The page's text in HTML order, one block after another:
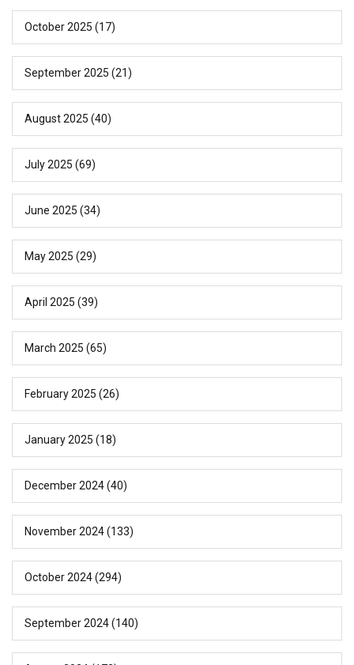
October 2025 (17)
September 2025 (21)
August 2025 (40)
July 2025 (69)
June 2025 (34)
May 2025 (29)
April 2025 (39)
March 2025 (65)
February 2025 (26)
January 2025 (18)
December 2024(40)
November 2024(133)
October 2024(294)
September 2024(140)